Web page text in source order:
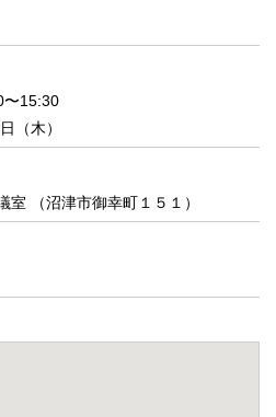
〜15:30
（木）
（沼津市御幸町１５１）